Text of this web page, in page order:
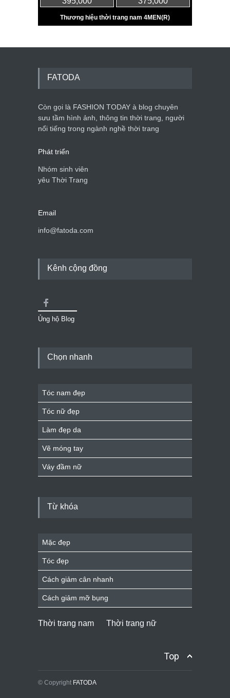
FATODA
Còn gọi là FASHION TODAY à blog chuyên
sưu tầm hình ảnh, thông tin thời trang, người
nổi tiếng trong ngành nghề thời trang
Phát triển
Nhóm sinh viên
yêu Thời Trang
Email
info@fatoda.com
Kênh cộng đồng
Ủng hộ Blog
Chọn nhanh
Tóc nam đẹp
Tóc nữ đẹp
Làm đẹp da
Vẽ móng tay
Váy đầm nữ
Từ khóa
Mặc đẹp
Tóc đẹp
Cách giảm cân nhanh
Cách giảm mỡ bụng
Thời trang nam Thời trang nữ
Top
© Copyright FATODA